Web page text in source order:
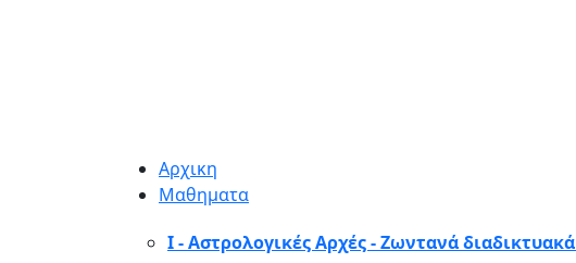
Αρχικη
Μαθηματα
I - Αστρολογικές Αρχές - Ζωντανά διαδικτυακά